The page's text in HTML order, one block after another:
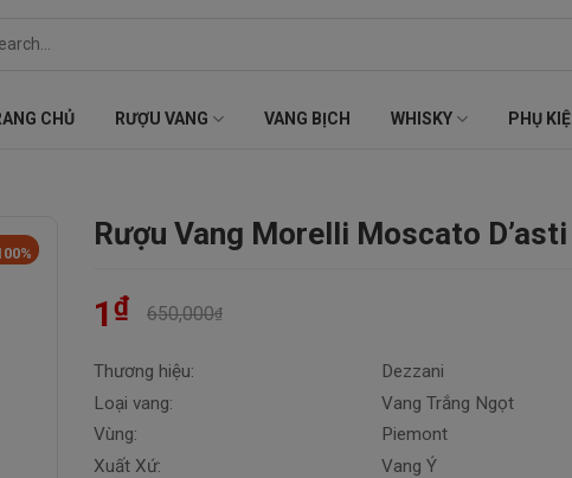
CHỦ RƯỢU VANG VANG BỊCH WHISKY PHỤ
Rượu Vang Morelli Moscato D’asti
650,000₫
1₫
Thương hiệu:
Loại vang:
Vùng:
Xuất Xứ:
Dezzani
Vang Trắng Ngọt
Piemont
Vang Ý